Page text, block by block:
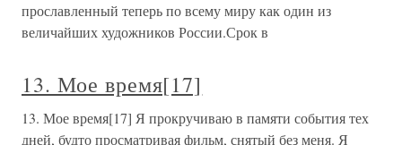
прославленный теперь по всему миру как один из
величайших художников России.Срок в
13. Мое время[17]
13. Мое время[17] Я прокручиваю в памяти события тех
дней, будто просматривая фильм, снятый без меня. Я